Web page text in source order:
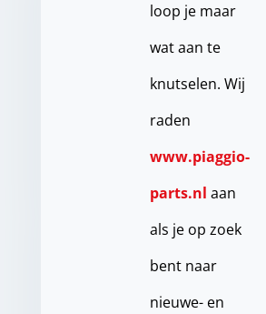
loop je maar
wat aan te
knutselen. Wij
raden
www.piaggio-
parts.nl aan
als je op zoek
bent naar
nieuwe- en